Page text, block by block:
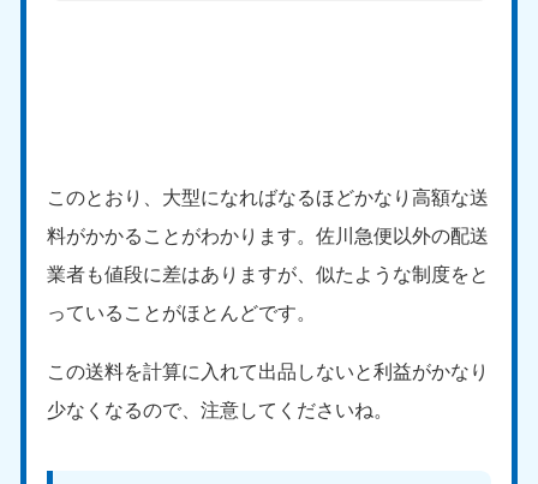
このとおり、大型になればなるほどかなり高額な送
料がかかることがわかります。佐川急便以外の配送
業者も値段に差はありますが、似たような制度をと
っていることがほとんどです。
この送料を計算に入れて出品しないと利益がかなり
少なくなるので、注意してくださいね。